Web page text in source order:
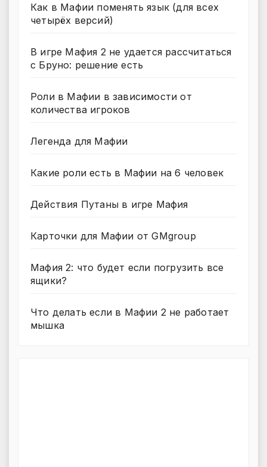
Как в Мафии поменять язык (для всех
четырёх версий)
В игре Мафия 2 не удается рассчитаться
с Бруно: решение есть
Роли в Мафии в зависимости от
количества игроков
Легенда для Мафии
Какие роли есть в Мафии на 6 человек
Действия Путаны в игре Мафия
Карточки для Мафии от GMgroup
Мафия 2: что будет если погрузить все
ящики?
Что делать если в Мафии 2 не работает
мышка